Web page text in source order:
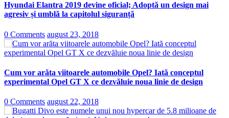
Hyundai Elantra 2019 devine oficial; Adoptă un design mai
agresiv și umblă la capitolul siguranță
0 Comments august 23, 2018
Cum vor arăta viitoarele automobile Opel? Iată conceptul
experimental Opel GT X ce dezvăluie noua linie de design
0 Comments august 22, 2018